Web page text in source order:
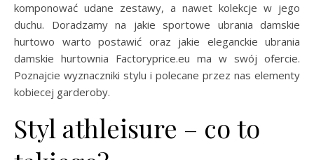
komponować udane zestawy, a nawet kolekcje w jego
duchu. Doradzamy na jakie sportowe ubrania damskie
hurtowo warto postawić oraz jakie eleganckie ubrania
damskie hurtownia Factoryprice.eu ma w swój ofercie.
Poznajcie wyznaczniki stylu i polecane przez nas elementy
kobiecej garderoby.
Styl athleisure – co to